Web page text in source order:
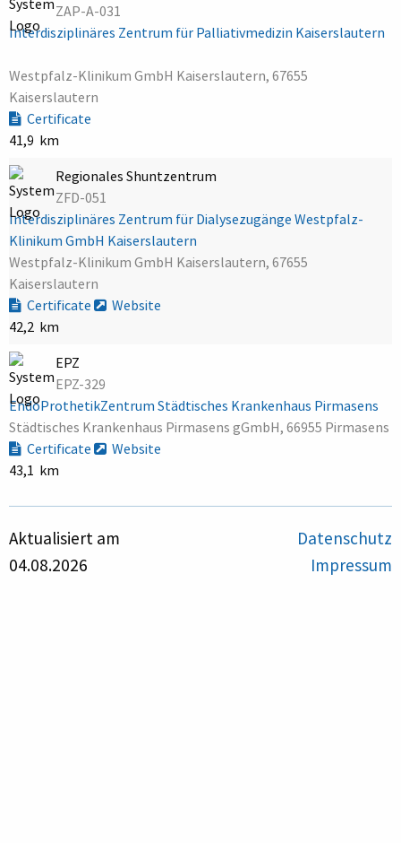
ZAP-A-031
Interdisziplinäres Zentrum für Palliativmedizin Kaiserslautern
Westpfalz-Klinikum GmbH Kaiserslautern, 67655
Kaiserslautern
Certificate
41,9 km
Regionales Shuntzentrum
ZFD-051
Interdisziplinäres Zentrum für Dialysezugänge Westpfalz-
Klinikum GmbH Kaiserslautern
Westpfalz-Klinikum GmbH Kaiserslautern, 67655
Kaiserslautern
Certificate
Website
42,2 km
EPZ
EPZ-329
EndoProthetikZentrum Städtisches Krankenhaus Pirmasens
Städtisches Krankenhaus Pirmasens gGmbH, 66955 Pirmasens
Certificate
Website
43,1 km
Aktualisiert am
04.08.2026
Datenschutz
Impressum